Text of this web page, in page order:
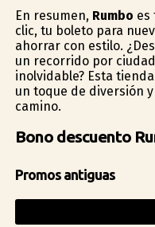
En resumen, Rumbo es
clic, tu boleto para
ahorrar con estilo.
un recorrido por
inolvidable? Esta
un toque de diversión
camino.
Bono descuento
Promos antiguas